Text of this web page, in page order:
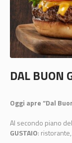
DAL BUON
Oggi apre “Dal
Al secondo piano
GUSTAIO: